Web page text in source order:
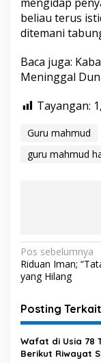
beliau terus
ditemani
Baca juga:
Meninggal
Tayangan:
Guru mahmud
guru mahmud
N
a
i
g
a
Pos sebelumnya
Riduan Iman;
yang Hilang
Posting Terkait
Wafat di Usia 78
Berikut Riwayat